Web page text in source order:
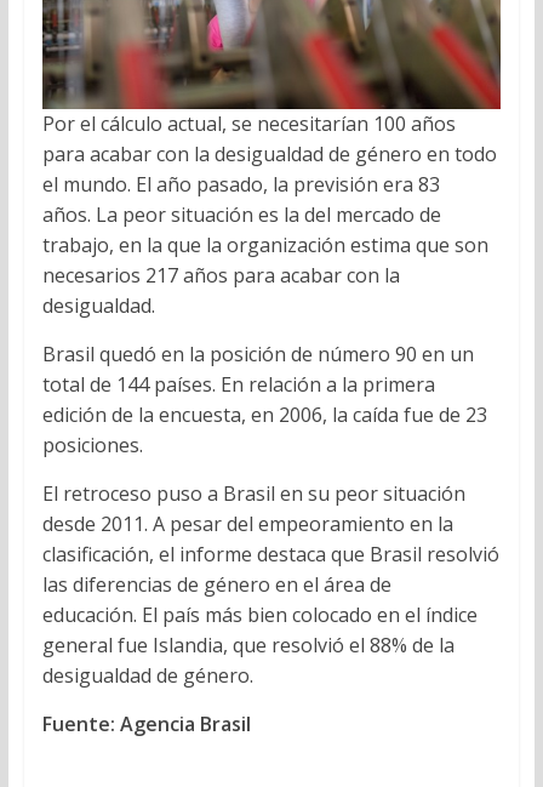
Por el cálculo actual, se necesitarían 100 años
para acabar con la desigualdad de género en todo
el mundo. El año pasado, la previsión era 83
años. La peor situación es la del mercado de
trabajo, en la que la organización estima que son
necesarios 217 años para acabar con la
desigualdad.
Brasil quedó en la posición de número 90 en un
total de 144 países. En relación a la primera
edición de la encuesta, en 2006, la caída fue de 23
posiciones.
El retroceso puso a Brasil en su peor situación
desde 2011. A pesar del empeoramiento en la
clasificación, el informe destaca que Brasil resolvió
las diferencias de género en el área de
educación. El país más bien colocado en el índice
general fue Islandia, que resolvió el 88% de la
desigualdad de género.
Fuente: Agencia Brasil